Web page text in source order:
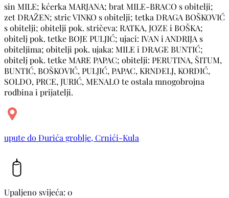
sin MILE; kćerka MARJANA; brat MILE-BRACO s obitelji;
zet DRAŽEN; stric VINKO s obitelji; tetka DRAGA BOŠKOVIĆ
s obitelji; obitelji pok. stričeva: RATKA, JOZE i BOŠKA;
obitelj pok. tetke BOJE PULJIĆ; ujaci: IVAN i ANDRIJA s
obiteljima; obitelji pok. ujaka: MILE i DRAGE BUNTIĆ;
obitelj pok. tetke MARE PAPAC; obitelji: PERUTINA, ŠITUM,
BUNTIĆ, BOŠKOVIĆ, PULJIĆ, PAPAC, KRNDELJ, KORDIĆ,
SOLDO, PRCE, JURIĆ, MENALO te ostala mnogobrojna
rodbina i prijatelji.
upute do Đurića groblje, Crnići-Kula
Upaljeno svijeća: 0